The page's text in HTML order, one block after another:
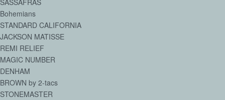
SASSAFRAS
Bohemians
STANDARD CALIFORNIA
JACKSON MATISSE
REMI RELIEF
MAGIC NUMBER
DENHAM
BROWN by 2-tacs
STONEMASTER